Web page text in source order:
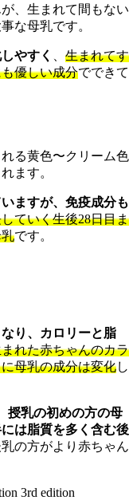
、生まれて間もない
な母乳です。
やすく
生まれてす
優しい成分でできて
る黄色〜クリーム色
ます。
ますが、免疫成分も
ていく生後28日目ま
です。
り、カロリーと脂
れた赤ちゃんのカラ
母乳の成分は変化し
授乳の初めの方の母
は脂質を多く含む後
の方がより赤ちゃん
3rd edition